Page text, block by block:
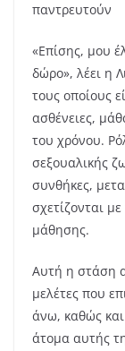
παντρευτούν
«Επίσης, μου
δώρο», λέει η
τους οποίους
ασθένειες,
του χρόνου.
σεξουαλικής
συνθήκες,
σχετίζονται
μάθησης.
Αυτή η στάση
μελέτες που
άνω, καθώς
άτομα αυτής